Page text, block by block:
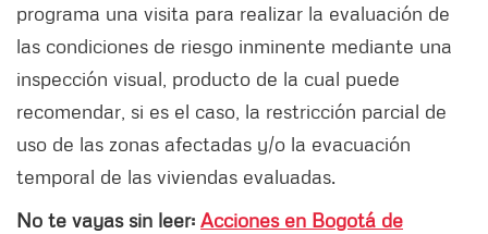
programa una visita para realizar la evaluación de
las condiciones de riesgo inminente mediante una
inspección visual, producto de la cual puede
recomendar, si es el caso, la restricción parcial de
uso de las zonas afectadas y/o la evacuación
temporal de las viviendas evaluadas.
No te vayas sin leer: Acciones en Bogotá de